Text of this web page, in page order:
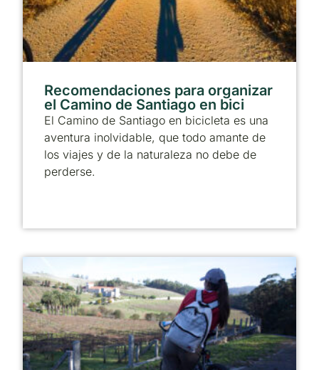
Recomendaciones para organizar
el Camino de Santiago en bici
El Camino de Santiago en bicicleta es una
aventura inolvidable, que todo amante de
los viajes y de la naturaleza no debe de
perderse.